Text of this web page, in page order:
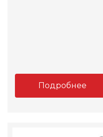
Подробнее